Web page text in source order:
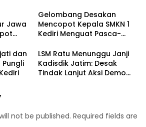
Pemberitahuan Aksi Damai
ke Polrestabes Surabaya
Jawa
Gelombang Desakan
Mencopot Kepala SMKN 1
Kediri Menguat Pasca-
dan Doxing
dan
LSM Ratu Menunggu Janji
Kadisdik Jatim: Desak
Tindak Lanjut Aksi Demo
not be published. Required fields are